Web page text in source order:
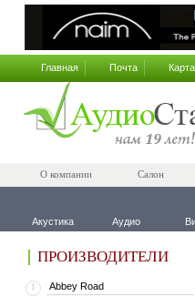
Главная Почта
О компании Салон
Акустика Аудио
ПРОИЗВОДИТЕЛИ
1 Abbey Road